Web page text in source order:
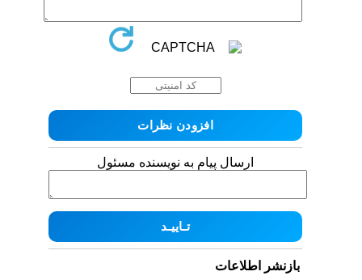
ارسال پیام به نویسنده مسئول
بازنشر اطلاعات